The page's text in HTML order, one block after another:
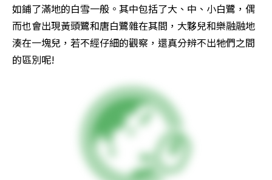
如鋪了滿地的白雪一般。其中包括了大、中、小白鷺，偶
而也會出現黃頭鷺和唐白鷺雜在其間，大夥兒和樂融融地
湊在一塊兒，若不經仔細的觀察，還真分辨不出牠們之間
的區別呢!